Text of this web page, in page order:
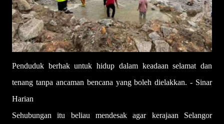
Penduduk berhak untuk hidup dalam keadaan selamat dan
tenang tanpa ancaman bencana yang boleh dielakkan. - Sinar
Harian
Sehubungan itu beliau mendesak agar kerajaan Selangor